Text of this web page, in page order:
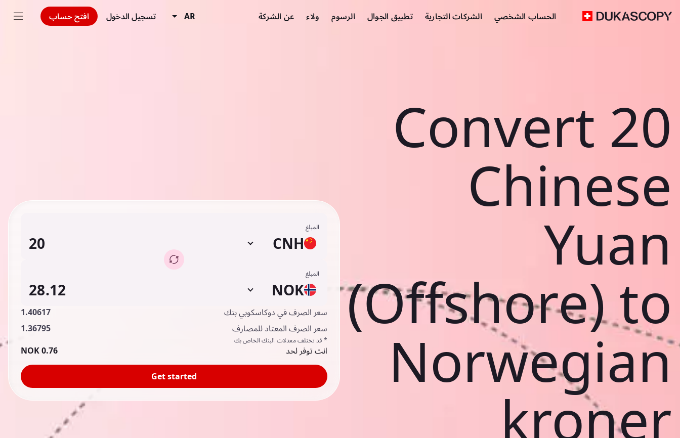
الحساب الشخصي الشركات التجارية تطبيق الجوال الرسوم ولاء عن الشركة AR تسجيل الدخول افتح حساب
Convert 20
Chinese
Yuan
(Offshore) to
Norwegian
kroner
المبلغ
CNH
المبلغ
NOK
سعر الصرف في دوكاسكوبي بتك
1.40617
سعر الصرف المعتاد للمصارف
1.36795
* قد تختلف معدلات البنك الخاص بك
انت توفر لحد 0.76 NOK
Get started